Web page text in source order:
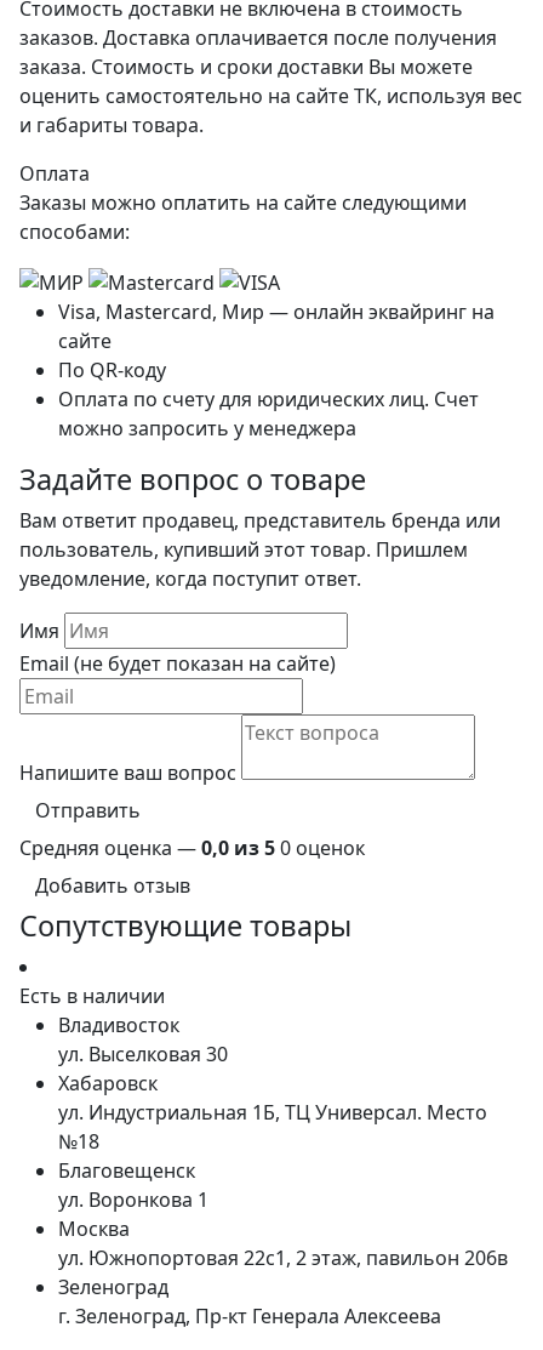
Стоимость доставки не включена в стоимость
заказов. Доставка оплачивается после получения
заказа. Стоимость и сроки доставки Вы можете
оценить самостоятельно на сайте ТК, используя вес
и габариты товара.
Оплата
Заказы можно оплатить на сайте следующими
способами:
Visa, Mastercard, Мир — онлайн эквайринг на
сайте
По QR-коду
Оплата по счету для юридических лиц. Счет
можно запросить у менеджера
Задайте вопрос о товаре
Вам ответит продавец, представитель бренда или
пользователь, купивший этот товар. Пришлем
уведомление, когда поступит ответ.
Имя
Email (не будет показан на сайте)
Напишите ваш вопрос
Отправить
Средняя оценка —0,0 из 50 оценок
Добавить отзыв
Сопутствующие товары
Есть в наличии
Владивосток
ул. Выселковая 30
Хабаровск
ул. Индустриальная 1Б, ТЦ Универсал. Место
№18
Благовещенск
ул. Воронкова 1
Москва
ул. Южнопортовая 22с1, 2 этаж, павильон 206в
Зеленоград
г. Зеленоград, Пр-кт Генерала Алексеева